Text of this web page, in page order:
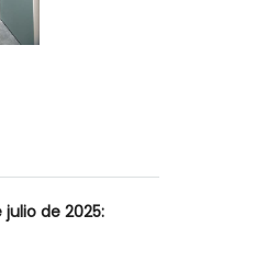
julio de 2025: